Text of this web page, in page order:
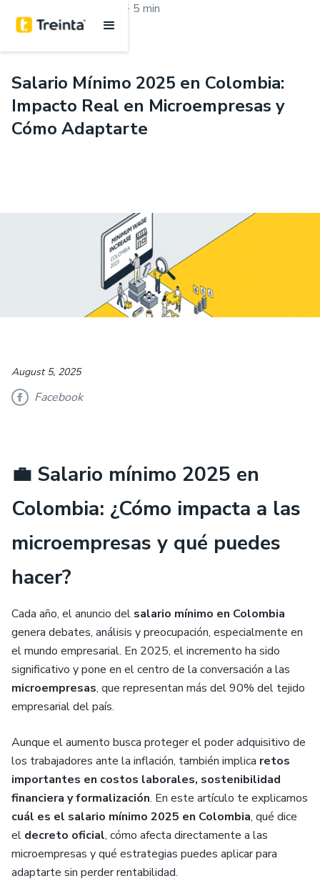
. 5 min
Salario Mínimo 2025 en Colombia:
Impacto Real en Microempresas y
Cómo Adaptarte
August 5, 2025
Facebook
💼 Salario mínimo 2025 en
Colombia: ¿Cómo impacta a las
microempresas y qué puedes
hacer?
Cada año, el anuncio del salario mínimo en Colombia
genera debates, análisis y preocupación, especialmente en
el mundo empresarial. En 2025, el incremento ha sido
significativo y pone en el centro de la conversación a las
microempresas, que representan más del 90% del tejido
empresarial del país.
Aunque el aumento busca proteger el poder adquisitivo de
los trabajadores ante la inflación, también implica retos
importantes en costos laborales, sostenibilidad
financiera y formalización. En este artículo te explicamos
cuál es el salario mínimo 2025 en Colombia, qué dice
el decreto oficial, cómo afecta directamente a las
microempresas y qué estrategias puedes aplicar para
adaptarte sin perder rentabilidad.